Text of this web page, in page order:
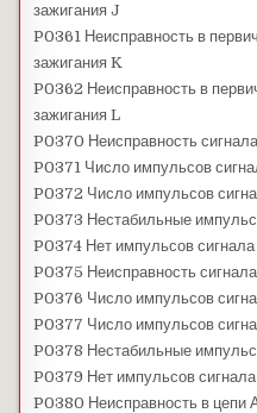
зажигания J
P0361 Неисправность в
зажигания K
P0362 Неисправность в
зажигания L
P0370 Неисправность
P0371 Число импульсов
P0372 Число импульсов
P0373 Нестабильные
P0374 Нет импульсов
P0375 Неисправность
P0376 Число импульсов
P0377 Число импульсов
P0378 Нестабильные
P0379 Нет импульсов
P0380 Неисправность в цепи